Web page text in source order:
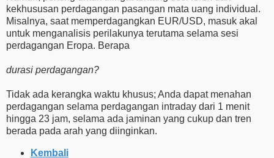
kekhususan perdagangan pasangan mata uang individual.
Misalnya, saat memperdagangkan EUR/USD, masuk akal
untuk menganalisis perilakunya terutama selama sesi
perdagangan Eropa. Berapa
durasi perdagangan?
Tidak ada kerangka waktu khusus; Anda dapat menahan
perdagangan selama perdagangan intraday dari 1 menit
hingga 23 jam, selama ada jaminan yang cukup dan tren
berada pada arah yang diinginkan.
Kembali